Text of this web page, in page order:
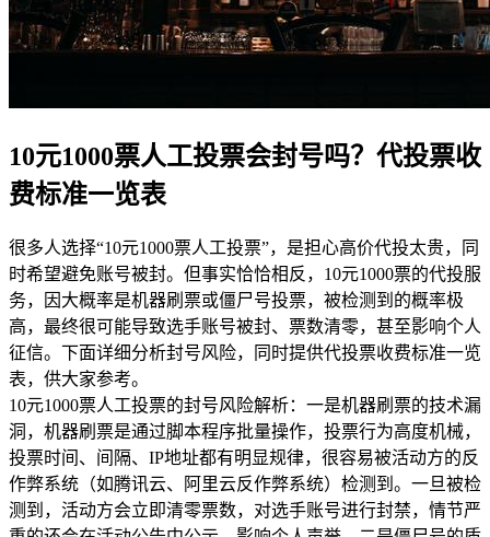
10元1000票人工投票会封号吗？代投票收
费标准一览表
很多人选择“10元1000票人工投票”，是担心高价代投太贵，同
时希望避免账号被封。但事实恰恰相反，10元1000票的代投服
务，因大概率是机器刷票或僵尸号投票，被检测到的概率极
高，最终很可能导致选手账号被封、票数清零，甚至影响个人
征信。下面详细分析封号风险，同时提供代投票收费标准一览
表，供大家参考。
10元1000票人工投票的封号风险解析：一是机器刷票的技术漏
洞，机器刷票是通过脚本程序批量操作，投票行为高度机械，
投票时间、间隔、IP地址都有明显规律，很容易被活动方的反
作弊系统（如腾讯云、阿里云反作弊系统）检测到。一旦被检
测到，活动方会立即清零票数，对选手账号进行封禁，情节严